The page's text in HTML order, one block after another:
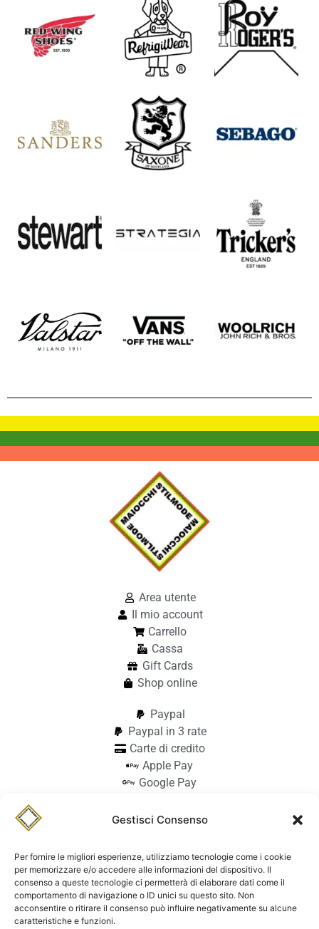
Gestisci Consenso
Per fornire le migliori esperienze, utilizziamo tecnologie come i cookie
per memorizzare e/o accedere alle informazioni del dispositivo. Il
consenso a queste tecnologie ci permetterà di elaborare dati come il
comportamento di navigazione o ID unici su questo sito. Non
acconsentire o ritirare il consenso può influire negativamente su alcune
caratteristiche e funzioni.
Area utente
Il mio account
Carrello
Cassa
Gift Cards
Shop online
Paypal
Paypal in 3 rate
Carte di credito
Apple Pay
Google Pay
Pagamento alla consegna
StilmodeMaiocchi
© Stilmode Maiocchi 2026 | P.iva
01942740182